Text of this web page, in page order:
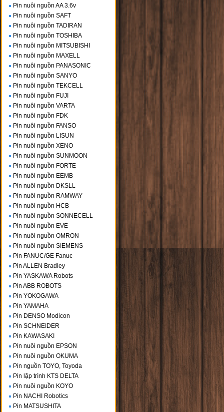
Pin nuôi nguồn AA 3.6v
Pin nuôi nguồn SAFT
Pin nuôi nguồn TADIRAN
Pin nuôi nguồn TOSHIBA
Pin nuôi nguồn MITSUBISHI
Pin nuôi nguồn MAXELL
Pin nuôi nguồn PANASONIC
Pin nuôi nguồn SANYO
Pin nuôi nguồn TEKCELL
Pin nuôi nguồn FUJI
Pin nuôi nguồn VARTA
Pin nuôi nguồn FDK
Pin nuôi nguồn FANSO
Pin nuôi nguồn LISUN
Pin nuôi nguồn XENO
Pin nuôi nguồn SUNMOON
Pin nuôi nguồn FORTE
Pin nuôi nguồn EEMB
Pin nuôi nguồn DKSLL
Pin nuôi nguồn RAMWAY
Pin nuôi nguồn HCB
Pin nuôi nguồn SONNECELL
Pin nuôi nguồn EVE
Pin nuôi nguồn OMRON
Pin nuôi nguồn SIEMENS
Pin FANUC/GE Fanuc
Pin ALLEN Bradley
Pin YASKAWA Robots
Pin ABB ROBOTS
Pin YOKOGAWA
Pin YAMAHA
Pin DENSO Modicon
Pin SCHNEIDER
Pin KAWASAKI
Pin nuôi nguồn EPSON
Pin nuôi nguồn OKUMA
Pin nguồn TOYO, Toyoda
Pin lập trình KTS DELTA
Pin nuôi nguồn KOYO
Pin NACHI Robotics
Pin MATSUSHITA